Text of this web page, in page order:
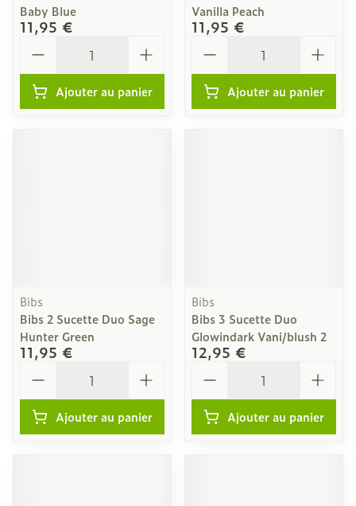
Baby Blue
11,95 €
Ajouter au panier
Vanilla Peach
11,95 €
Ajouter au panier
Bibs
Bibs 2 Sucette Duo Sage
Hunter Green
11,95 €
Ajouter au panier
Bibs
Bibs 3 Sucette Duo
Glowindark Vani/blush 2
12,95 €
Ajouter au panier